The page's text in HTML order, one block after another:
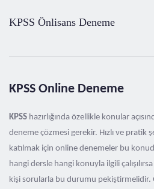
KPSS Önlisans Deneme
KPSS Online Deneme
KPSS hazırlığında özellikle konular
deneme çözmesi gerekir. Hızlı ve pratik
katılmak için online denemeler bu
hangi dersle hangi konuyla ilgili
kişi sorularla bu durumu pekiştirmelidir.